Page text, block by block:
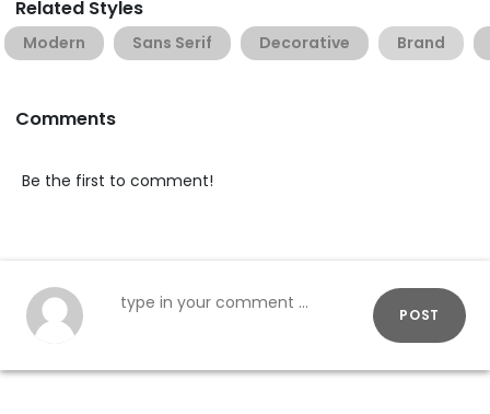
Related Styles
Modern Sans Serif Decorative Brand
Comments
Be the first to comment!
POST